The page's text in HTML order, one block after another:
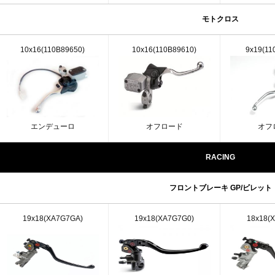
モトクロス
10x16(110B89650)
エンデューロ
10x16(110B89610)
オフロード オフ
RACING
フロントブレーキ GP/ビレット
19x18(XA7G7GA) 19x18(XA7G7G0)